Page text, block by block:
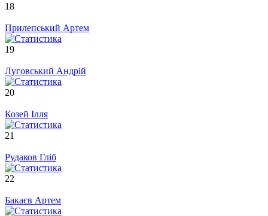
18
Прилепський Артем
19
Луговський Андрій
20
Козей Ілля
21
Рудаков Гліб
22
Бакаєв Артем